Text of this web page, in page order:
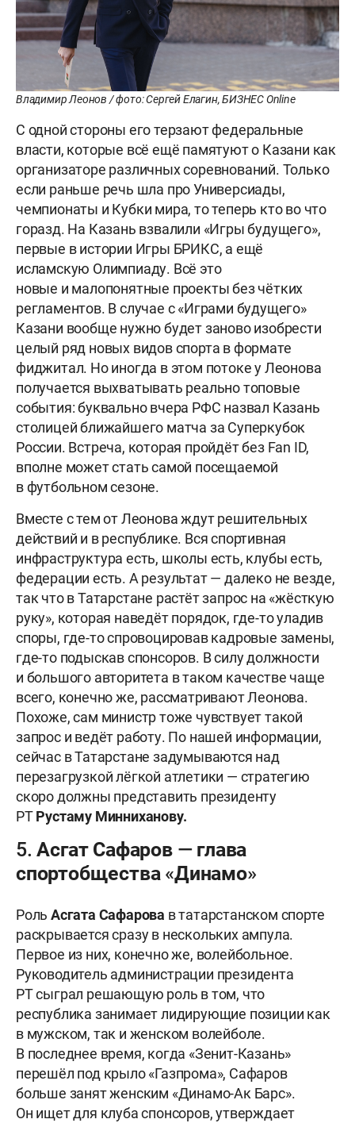
Владимир Леонов / фото: Сергей Елагин, БИЗНЕС Online
С одной стороны его терзают федеральные
власти, которые всё ещё памятуют о Казани как
организаторе различных соревнований. Только
если раньше речь шла про Универсиады,
чемпионаты и Кубки мира, то теперь кто во что
горазд. На Казань взвалили «Игры будущего»,
первые в истории Игры БРИКС, а ещё
исламскую Олимпиаду. Всё это
новые и малопонятные проекты без чётких
регламентов. В случае с «Играми будущего»
Казани вообще нужно будет заново изобрести
целый ряд новых видов спорта в формате
фиджитал. Но иногда в этом потоке у Леонова
получается выхватывать реально топовые
события: буквально вчера РФС назвал Казань
столицей ближайшего матча за Суперкубок
России. Встреча, которая пройдёт без Fan ID,
вполне может стать самой посещаемой
в футбольном сезоне.
Вместе с тем от Леонова ждут решительных
действий и в республике. Вся спортивная
инфраструктура есть, школы есть, клубы есть,
федерации есть. А результат — далеко не везде,
так что в Татарстане растёт запрос на «жёсткую
руку», которая наведёт порядок, где-то уладив
споры, где-то спровоцировав кадровые замены,
где-то подыскав спонсоров. В силу должности
и большого авторитета в таком качестве чаще
всего, конечно же, рассматривают Леонова.
Похоже, сам министр тоже чувствует такой
запрос и ведёт работу. По нашей информации,
сейчас в Татарстане задумываются над
перезагрузкой лёгкой атлетики — стратегию
скоро должны представить президенту
РТРустаму Минниханову.
5. Асгат Сафаров — глава
спортобщества «Динамо»
Роль Асгата Сафарова в татарстанском спорте
раскрывается сразу в нескольких ампула.
Первое из них, конечно же, волейбольное.
Руководитель администрации президента
РТ сыграл решающую роль в том, что
республика занимает лидирующие позиции как
в мужском, так и женском волейболе.
В последнее время, когда «Зенит-Казань»
перешёл под крыло «Газпрома», Сафаров
больше занят женским «Динамо-Ак Барс».
Он ищет для клуба спонсоров, утверждает